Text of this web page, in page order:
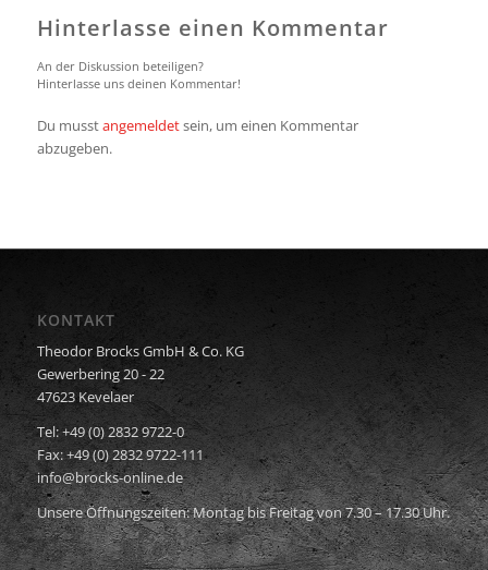
Hinterlasse einen Kommentar
An der Diskussion beteiligen?
Hinterlasse uns deinen Kommentar!
Du musstangemeldetsein, um einen Kommentar
abzugeben.
KONTAKT
Theodor Brocks GmbH & Co. KG
Gewerbering 20 - 22
47623 Kevelaer
Tel: +49 (0) 2832 9722-0
Fax: +49 (0) 2832 9722-111
info@brocks-online.de
Unsere Öffnungszeiten: Montag bis Freitag von 7.30 – 17.30 Uhr.